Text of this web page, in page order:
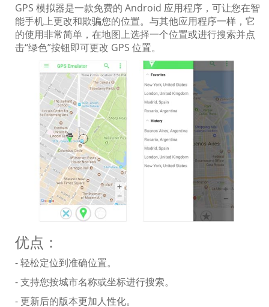
GPS 模拟器是一款免费的 Android 应用程序，可让您在智
能手机上更改和欺骗您的位置。与其他应用程序一样，它
的使用非常简单，在地图上选择一个位置或进行搜索并点
击“绿色”按钮即可更改 GPS 位置。
优点：
- 轻松定位到准确位置。
- 支持您按城市名称或坐标进行搜索。
- 更新后的版本更加人性化。